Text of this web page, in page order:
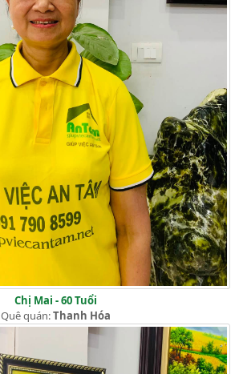
Chị Mai - 60 Tuổi
Quê quán:Thanh Hóa